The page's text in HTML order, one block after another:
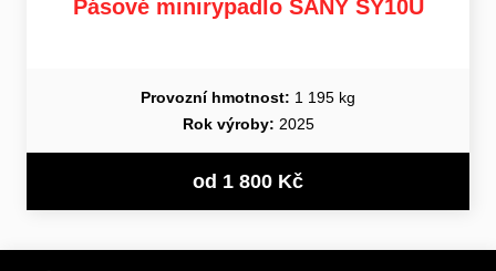
Pásové minirypadlo SANY SY10U
Provozní hmotnost: 1 195 kg
Rok výroby: 2025
od 1 800 Kč